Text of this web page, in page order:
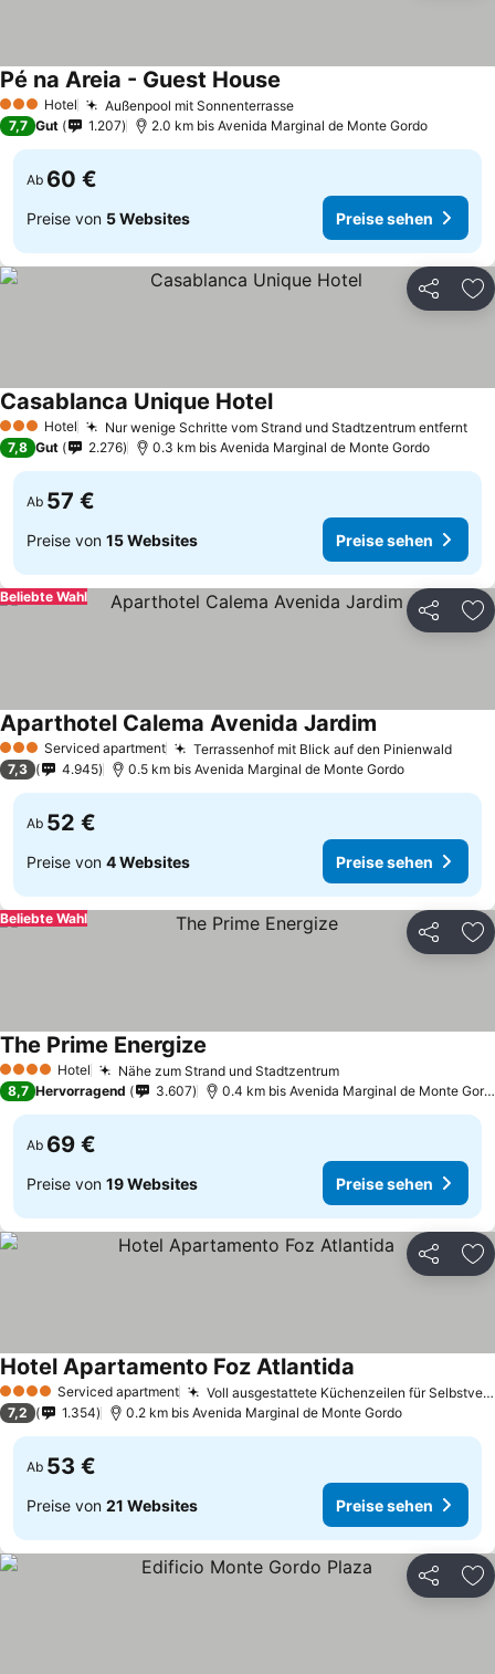
3 SterneHotel Außenpool mit Sonnenterrasse
Pé na Areia - Guest House
7,7 Gut 1.207 2.0 km bis Avenida Marginal de Monte Gordo
Ab 60 €
Preise von 5 Websites Preise sehen
Teilen
3 SterneHotel Nur wenige Schritte vom Strand und Stadtzentrum entfernt
Casablanca Unique Hotel
7,8 Gut 2.276 0.3 km bis Avenida Marginal de Monte Gordo
Ab 57 €
Preise von 15 Websites Preise sehen
Teilen
Beliebte Wahl
3 SterneServiced apartment Terrassenhof mit Blick auf den Pinienwald
Aparthotel Calema Avenida Jardim
7,3 4.945 0.5 km bis Avenida Marginal de Monte Gordo
Ab 52 €
Preise von 4 Websites Preise sehen
Teilen
Beliebte Wahl
4 Sterne Hotel Nähe zum Strand und Stadtzentrum
The Prime Energize
8,7 Hervorragend 3.607 0.4 km bis Avenida Marginal de Monte Gordo
Ab 69 €
Preise von 19 Websites Preise sehen
Teilen
4 Sterne Serviced apartment Voll ausgestattete Küchenzeilen für Selbstversorger
Hotel Apartamento Foz Atlantida
7,2 1.354 0.2 km bis Avenida Marginal de Monte Gordo
Ab 53 €
Preise von 21 Websites Preise sehen
Teilen